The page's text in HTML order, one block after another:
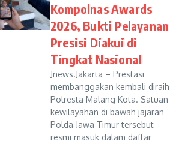
Kompolnas Awards
2026, Bukti Pelayanan
Presisi Diakui di
Tingkat Nasional
Jnews.Jakarta – Prestasi
membanggakan kembali diraih
Polresta Malang Kota. Satuan
kewilayahan di bawah jajaran
Polda Jawa Timur tersebut
resmi masuk dalam daftar